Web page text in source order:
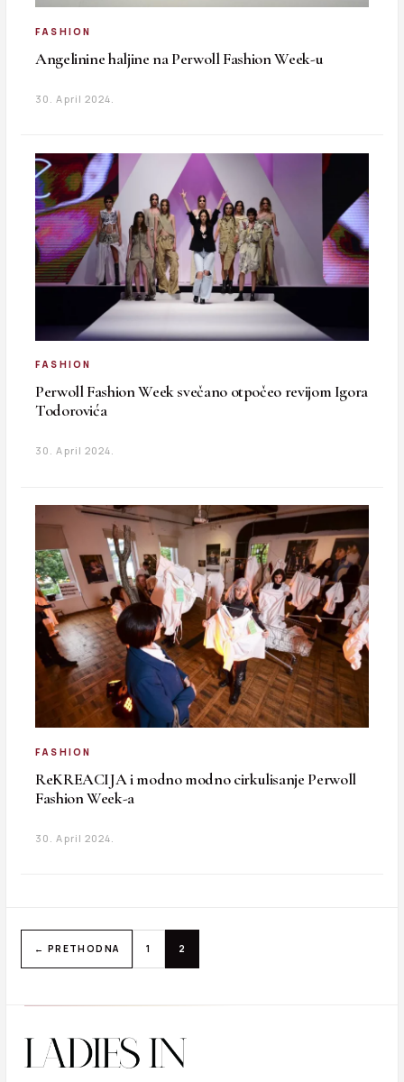
FASHION
Angelinine haljine na Perwoll Fashion Week-u
30. April 2024.
FASHION
Perwoll Fashion Week svečano otpočeo revijom Igora
Todorovića
30. April 2024.
FASHION
ReKREACIJA i modno modno cirkulisanje Perwoll
Fashion Week-a
30. April 2024.
← PRETHODNA 1 2